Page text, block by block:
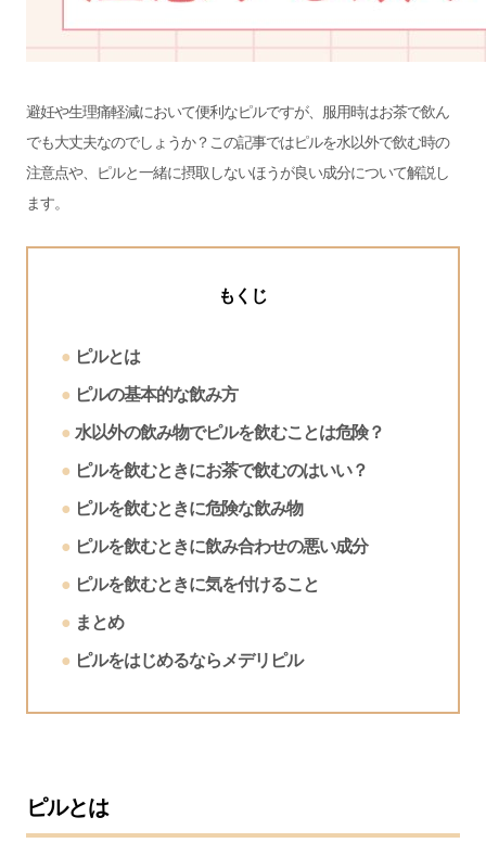
避妊や生理痛軽減において便利なピルですが、服用時はお茶で飲ん
でも大丈夫なのでしょうか？この記事ではピルを水以外で飲む時の
注意点や、ピルと一緒に摂取しないほうが良い成分について解説し
ます。
もくじ
ピルとは
ピルの基本的な飲み方
水以外の飲み物でピルを飲むことは危険？
ピルを飲むときにお茶で飲むのはいい？
ピルを飲むときに危険な飲み物
ピルを飲むときに飲み合わせの悪い成分
ピルを飲むときに気を付けること
まとめ
ピルをはじめるならメデリピル
ピルとは